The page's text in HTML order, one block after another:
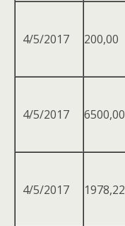
4/5/2017 200,00
4/5/2017 6500,00
4/5/2017 1978,22